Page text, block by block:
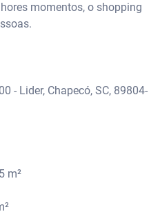
momentos, o shopping
- Lider, Chapecó, SC, 89804-
m²